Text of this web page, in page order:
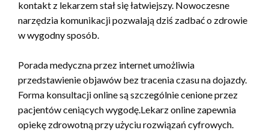
kontakt z lekarzem stał się łatwiejszy. Nowoczesne
narzędzia komunikacji pozwalają dziś zadbać o zdrowie
w wygodny sposób.
Porada medyczna przez internet umożliwia
przedstawienie objawów bez tracenia czasu na dojazdy.
Forma konsultacji online są szczególnie cenione przez
pacjentów ceniących wygodę.Lekarz online zapewnia
opiekę zdrowotną przy użyciu rozwiązań cyfrowych.